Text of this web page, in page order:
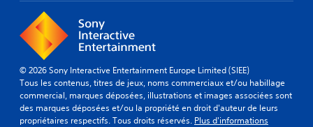
© 2026 Sony Interactive Entertainment Europe Limited (SIEE)
Tous les contenus, titres de jeux, noms commerciaux et/ou habillage
commercial, marques déposées, illustrations et images associées sont
des marques déposées et/ou la propriété en droit d'auteur de leurs
propriétaires respectifs. Tous droits réservés. Plus d'informations